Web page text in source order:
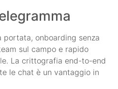
portata, onboarding senza
sul campo e rapido
La crittografia end-to-end
le chat è un vantaggio in